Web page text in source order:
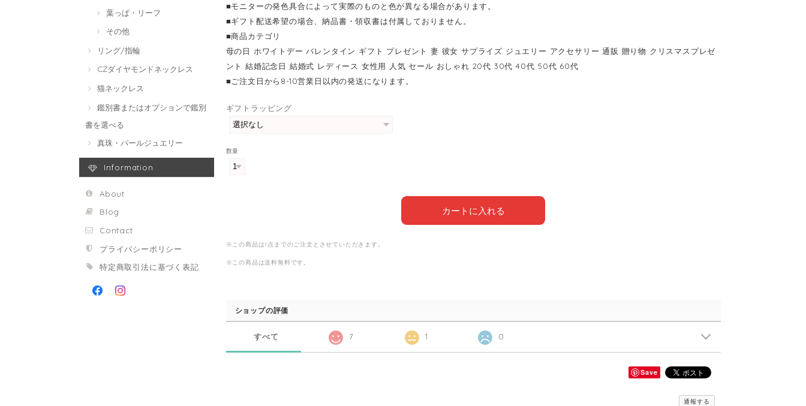
葉っぱ・リーフ
その他
リング/指輪
CZダイヤモンドネックレス
猫ネックレス
鑑別書またはオプションで鑑別
書を選べる
真珠・パールジュエリー
Information
About
Blog
Contact
プライバシーポリシー
特定商取引法に基づく表記
■モニターの発色具合によって実際のものと色が異なる場合があります。
■ギフト配送希望の場合、納品書・領収書は付属しておりません。
■商品カテゴリ
母の日 ホワイトデー バレンタイン ギフト プレゼント 妻 彼女 サプライズ ジュエリー アクセサリー 通販 贈り物 クリスマスプレゼ
ント 結婚記念日 結婚式 レディース 女性用 人気 セール おしゃれ 20代 30代 40代 50代 60代
■ご注文日から8-10営業日以内の発送になります。
ギフトラッピング
数量
カートに入れる
※この商品は1点までのご注文とさせていただきます。
※この商品は送料無料です。
ショップの評価
すべて 7 1 0
Save
通報する